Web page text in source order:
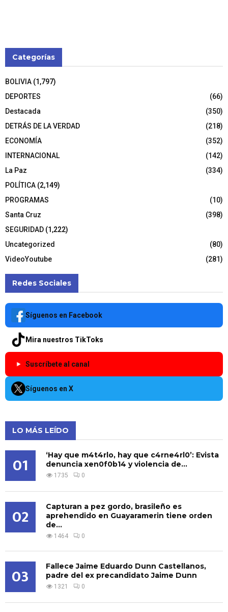
Categorías
BOLIVIA (1,797)
DEPORTES
(66)
Destacada
(350)
DETRÁS DE LA VERDAD
(218)
ECONOMÍA
(352)
INTERNACIONAL
(142)
La Paz
(334)
POLÍTICA (2,149)
PROGRAMAS
(10)
Santa Cruz
(398)
SEGURIDAD (1,222)
Uncategorized
(80)
VideoYoutube
(281)
Redes Sociales
Síguenos en Facebook
Mira nuestros TikToks
Suscríbete al canal
Síguenos en X
LO MÁS LEÍDO
01
‘Hay que m4t4rlo, hay que c4rne4rl0’: Evista
denuncia xen0f0b14 y violencia de...
1735 0
02
Capturan a pez gordo, brasileño es
aprehendido en Guayaramerin tiene orden
de...
1464 0
03
Fallece Jaime Eduardo Dunn Castellanos,
padre del ex precandidato Jaime Dunn
1321 0